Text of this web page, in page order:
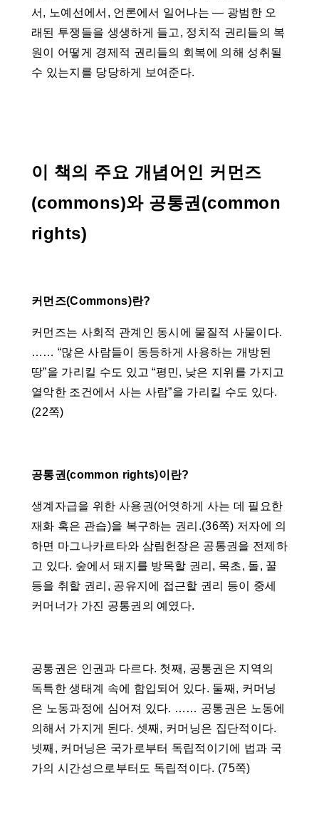
서, 노예선에서, 언론에서 일어나는 ― 광범한 오
래된 투쟁들을 생생하게 들고, 정치적 권리들의 복
원이 어떻게 경제적 권리들의 회복에 의해 성취될
수 있는지를 당당하게 보여준다.
이 책의 주요 개념어인 커먼즈
(commons)와 공통권(common
rights)
커먼즈(Commons)란?
커먼즈는 사회적 관계인 동시에 물질적 사물이다.
…… “많은 사람들이 동등하게 사용하는 개방된
땅”을 가리킬 수도 있고 “평민, 낮은 지위를 가지고
열악한 조건에서 사는 사람”을 가리킬 수도 있다.
(22쪽)
공통권(common rights)이란?
생계자급을 위한 사용권(어엿하게 사는 데 필요한
재화 혹은 관습)을 복구하는 권리.(36쪽) 저자에 의
하면 마그나카르타와 삼림헌장은 공통권을 전제하
고 있다. 숲에서 돼지를 방목할 권리, 목초, 돌, 꿀
등을 취할 권리, 공유지에 접근할 권리 등이 중세
커머너가 가진 공통권의 예였다.
공통권은 인권과 다르다. 첫째, 공통권은 지역의
독특한 생태계 속에 함입되어 있다. 둘째, 커머닝
은 노동과정에 심어져 있다. …… 공통권은 노동에
의해서 가지게 된다. 셋째, 커머닝은 집단적이다.
넷째, 커머닝은 국가로부터 독립적이기에 법과 국
가의 시간성으로부터도 독립적이다. (75쪽)